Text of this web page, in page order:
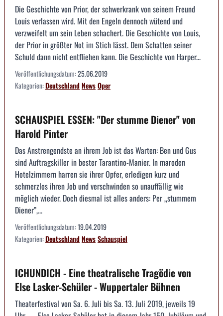
Die Geschichte von Prior, der schwerkrank von seinem Freund
Louis verlassen wird. Mit den Engeln dennoch wütend und
verzweifelt um sein Leben schachert. Die Geschichte von Louis,
der Prior in größter Not im Stich lässt. Dem Schatten seiner
Schuld dann nicht entfliehen kann. Die Geschichte von Harper...
Veröffentlichungsdatum:25.06.2019
Kategorien:DeutschlandNewsOper
SCHAUSPIEL ESSEN: "Der stumme Diener" von
Harold Pinter
Das Anstrengendste an ihrem Job ist das Warten: Ben und Gus
sind Auftragskiller in bester Tarantino-Manier. In maroden
Hotelzimmern harren sie ihrer Opfer, erledigen kurz und
schmerzlos ihren Job und verschwinden so unauffällig wie
möglich wieder. Doch diesmal ist alles anders: Per „stummem
Diener”,...
Veröffentlichungsdatum:19.04.2019
Kategorien:DeutschlandNewsSchauspiel
ICHUNDICH - Eine theatralische Tragödie von
Else Lasker-Schüler - Wuppertaler Bühnen
Theaterfestival von Sa. 6. Juli bis Sa. 13. Juli 2019, jeweils 19